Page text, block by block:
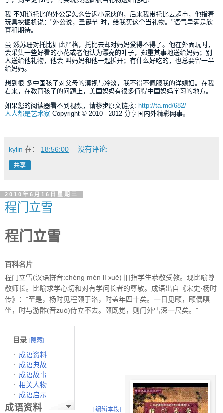
我 不知道托比的外公是怎么告诉小家伙的，后来我带托比去超市，他指着
玩具挖掘机说："外公说，圣诞节 时，给我买这个当礼物。"语气里满是欣
喜和期待。
虽 然苏珊对托比如此严格，托比去却对妈妈爱得不得了。他在外面玩时，
会采集一些好看的小花或者他认为漂亮的叶子，郑重其事地送给妈妈；别
人送给他礼物，他会 叫妈妈和他一起拆开；有什么好吃的，也总要留一半
给妈妈。
想到很 多中国孩子对父母的漠视与冷淡，我不得不佩服我的洋媳妇。在我
看来，在教育孩子的问题上，美国妈妈有很多值得中国妈妈学习的地方。
如果您的阅读器看不到视频，请移步原文链接: http://ta.md/682/
人人都是艺术家 Copyright © 2010 - 2012 分享国内外精彩网事。
kylin 在： 18:56:00 没有评论:
共享
2010年6月16日星期三
程门立雪
程门立雪
百科名片
程门立雪(汉语拼音:chéng mén lì xuě) 旧指学生恭敬受教。现比喻尊
敬师长。比喻求学心切和对有学问长者的尊敬。成语出自《宋史·杨时
传》："至是，杨时见程颐于洛，时盖年四十矣。一日见颐，颐偶瞑
坐，时与游酢(音zuò)侍立不去。颐既觉，则门外雪深一尺矣。"
目录 [隐藏]
成语资料
成语典故
成语故事
相关人物
成语启示
[编辑本段]
成语资料